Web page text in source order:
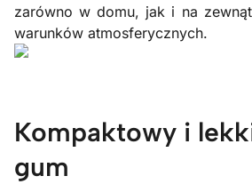
zarówno w domu, jak i na
warunków atmosferycznych.
Kompaktowy i
gum